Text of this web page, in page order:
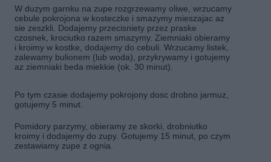
W duzym garnku na zupe rozgrzewamy oliwe, wrzucamy
cebule pokrojona w kosteczke i smazymy mieszajac az
sie zeszkli. Dodajemy przecisniety przez praske
czosnek, krociutko razem smazymy. Ziemniaki obieramy
i kroimy w kostke, dodajemy do cebuli. Wrzucamy listek,
zalewamy bulionem (lub woda), przykrywamy i gotujemy
az ziemniaki beda miekkie (ok. 30 minut).
Po tym czasie dodajemy pokrojony dosc drobno jarmuz,
gotujemy 5 minut.
Pomidory parzymy, obieramy ze skorki, drobniutko
kroimy i dodajemy do zupy. Gotujemy 15 minut, po czym
zestawiamy zupe z ognia.